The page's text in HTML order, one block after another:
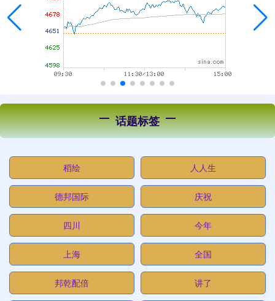
话题标签
稻绘 人人生
德邦国际 庆祝
四川 今年
上海 全国
邦乾配倍 讲了